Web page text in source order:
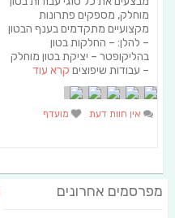
מוחלק, מספקים פתרונות
מקצועיים מתקדמים בענף הבטון
– להלן: – החלקות בטון
בהליקופטר – יציקת בטון מוחלק
– עבודות שיפוצים קרא עוד
אין חוות דעת מועדף
מפרסמים אחרונים